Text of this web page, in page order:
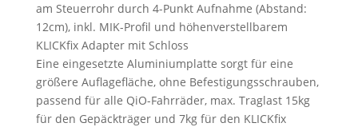
am Steuerrohr durch 4-Punkt Aufnahme (Abstand:
12cm), inkl. MIK-Profil und höhenverstellbarem
KLICKfix Adapter mit Schloss
Eine eingesetzte Aluminiumplatte sorgt für eine
größere Auflagefläche, ohne Befestigungsschrauben,
passend für alle QiO-Fahrräder, max. Traglast 15kg
für den Gepäckträger und 7kg für den KLICKfix